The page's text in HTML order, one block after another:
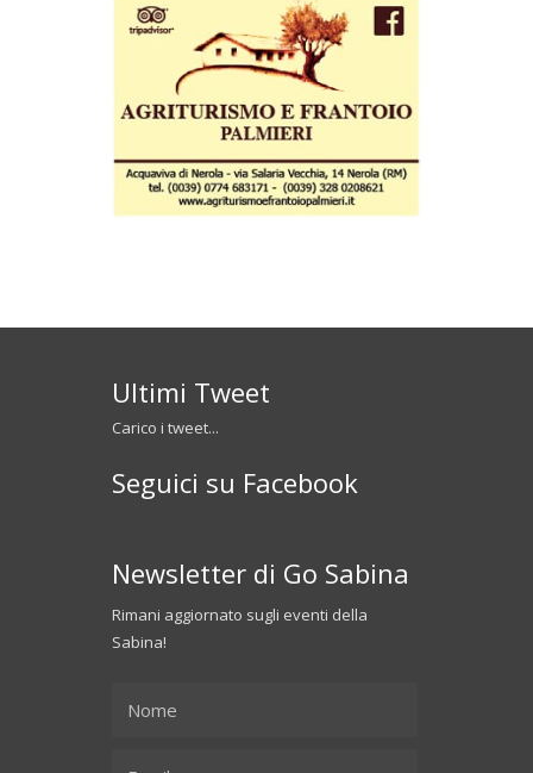
Ultimi Tweet
Carico i tweet...
Seguici su Facebook
Newsletter di Go Sabina
Rimani aggiornato sugli eventi della
Sabina!